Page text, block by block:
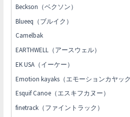
Beckson（ベクソン）
Blueeq（ブルイク）
Camelbak
EARTHWELL（アースウェル）
EK USA（イーケー）
Emotion kayaks（エモーションカヤック
Esquif Canoe（エスキフカヌー）
finetrack（ファイントラック）